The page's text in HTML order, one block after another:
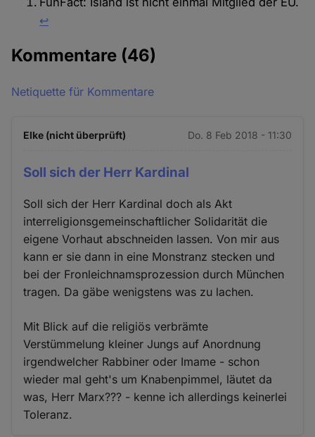
↩︎
Kommentare (46)
Netiquette für Kommentare
Elke (nicht überprüft) Do. 8 Feb 2018 - 11:30
Soll sich der Herr Kardinal
Soll sich der Herr Kardinal doch als Akt
interreligionsgemeinschaftlicher Solidarität die
eigene Vorhaut abschneiden lassen. Von mir aus
kann er sie dann in eine Monstranz stecken und
bei der Fronleichnamsprozession durch München
tragen. Da gäbe wenigstens was zu lachen.
Mit Blick auf die religiös verbrämte
Verstümmelung kleiner Jungs auf Anordnung
irgendwelcher Rabbiner oder Imame - schon
wieder mal geht's um Knabenpimmel, läutet da
was, Herr Marx??? - kenne ich allerdings keinerlei
Toleranz.